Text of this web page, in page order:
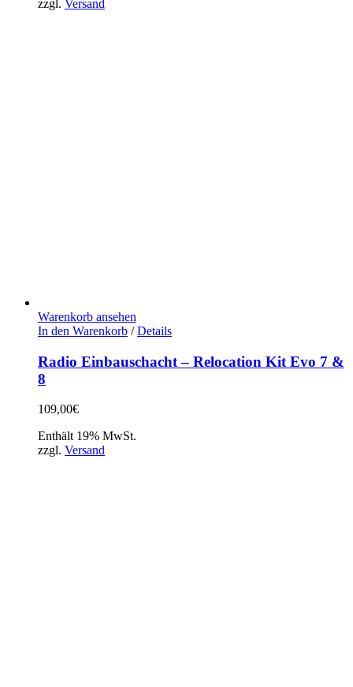
zzgl. Versand
Warenkorb ansehen
In den Warenkorb / Details
Radio Einbauschacht – Relocation Kit Evo 7 &
8
109,00€
Enthält 19% MwSt.
zzgl. Versand